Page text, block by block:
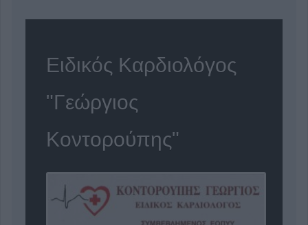
Ειδικός Καρδιολόγος
"Γεώργιος
Κοντορούπης"